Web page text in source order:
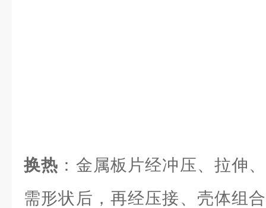
换热 ：金属板片经冲压、拉伸
需形状后，再经压接、壳体组